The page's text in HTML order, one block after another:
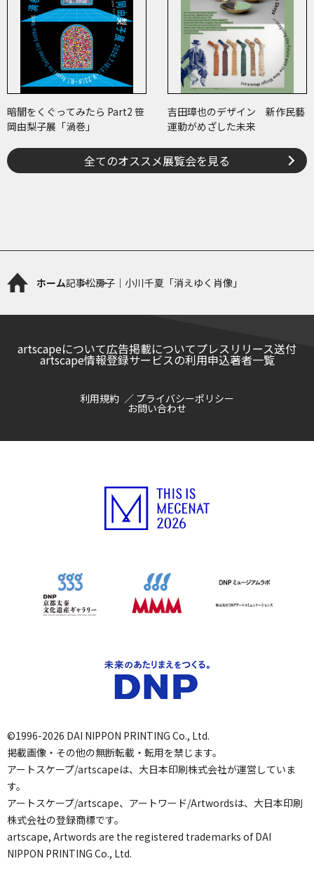
暗闇をくぐってみたら Part2 笹
岡由梨子展「渦巻」
吉田璋也のデザイン 新作民藝
運動がめざした未来
全てのオススメ展覧会を見る
ホーム記事松房子｜小川千夏「消えゆく肖像」
artscapeについて広告掲載についてプレスリリース送付
artscape情報登録サービスの利用申込著者一覧
利用規約 プライバシーポリシー
お問い合わせ
©1996-2026 DAI NIPPON PRINTING Co., Ltd.
掲載画像・その他の無断転載・転用を禁じます。
アートスケープ/artscapeは、大日本印刷株式会社が運営していま
す。
アートスケープ/artscape、アートワード/Artwordsは、大日本印刷
株式会社の登録商標です。
artscape, Artwords are the registered trademarks of DAI
NIPPON PRINTING Co., Ltd.